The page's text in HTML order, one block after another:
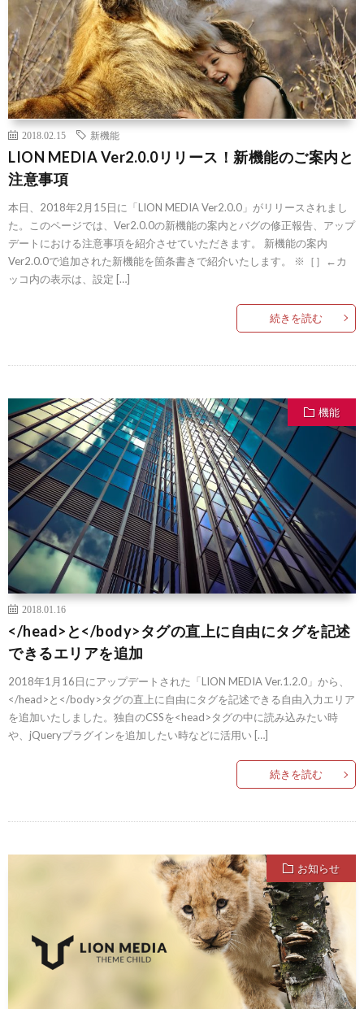
2018.02.15 新機能
LION MEDIA Ver2.0.0リリース！新機能のご案内と
注意事項
本日、2018年2月15日に「LION MEDIA Ver2.0.0」がリリースされまし
た。このページでは、Ver2.0.0の新機能の案内とバグの修正報告、アップ
デートにおける注意事項を紹介させていただきます。 新機能の案内
Ver2.0.0で追加された新機能を箇条書きで紹介いたします。 ※［］←カ
ッコ内の表示は、設定 […]
続きを読む
機能
2018.01.16
</head>と</body>タグの直上に自由にタグを記述
できるエリアを追加
2018年1月16日にアップデートされた「LION MEDIA Ver.1.2.0」から、
</head>と</body>タグの直上に自由にタグを記述できる自由入力エリア
を追加いたしました。独自のCSSを<head>タグの中に読み込みたい時
や、jQueryプラグインを追加したい時などに活用い […]
続きを読む
お知らせ